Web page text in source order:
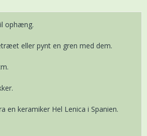
ophæng.
eller pynt en gren med dem.
en keramiker Hel Lenica i Spanien.